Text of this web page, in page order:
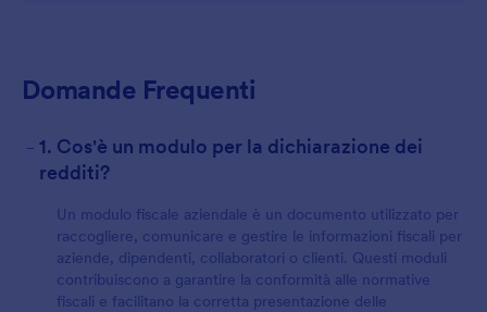
Domande Frequenti
- 1. Cos'è un modulo per la dichiarazione dei
redditi?
Un modulo fiscale aziendale è un documento utilizzato per
raccogliere, comunicare e gestire le informazioni fiscali per
aziende, dipendenti, collaboratori o clienti. Questi moduli
contribuiscono a garantire la conformità alle normative
fiscali e facilitano la corretta presentazione delle